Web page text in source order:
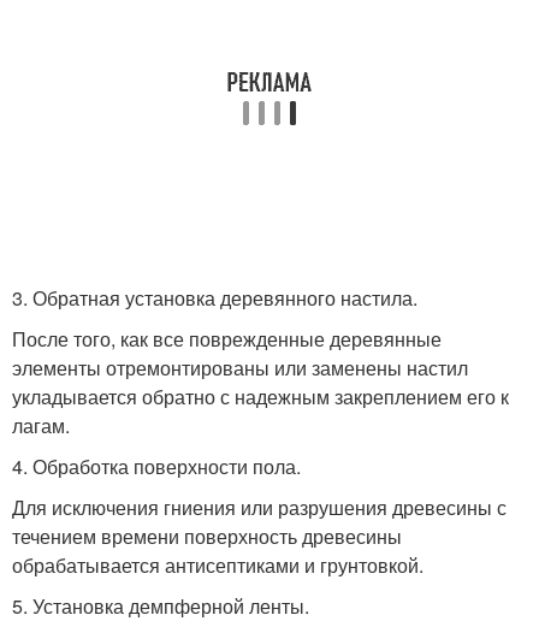
3. Обратная установка деревянного настила.
После того, как все поврежденные деревянные
элементы отремонтированы или заменены настил
укладывается обратно с надежным закреплением его к
лагам.
4. Обработка поверхности пола.
Для исключения гниения или разрушения древесины с
течением времени поверхность древесины
обрабатывается антисептиками и грунтовкой.
5. Установка демпферной ленты.